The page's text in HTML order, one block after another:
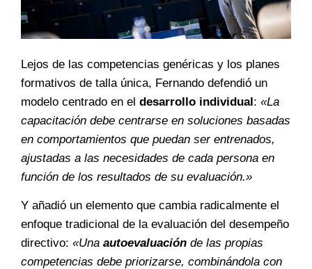
Lejos de las competencias genéricas y los planes
formativos de talla única, Fernando defendió un
modelo centrado en el desarrollo individual: «La
capacitación debe centrarse en soluciones basadas
en comportamientos que puedan ser entrenados,
ajustadas a las necesidades de cada persona en
función de los resultados de su evaluación.»
Y añadió un elemento que cambia radicalmente el
enfoque tradicional de la evaluación del desempeño
directivo: «Una autoevaluación de las propias
competencias debe priorizarse, combinándola con